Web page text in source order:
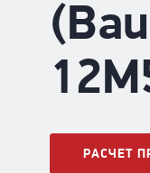
РАСЧЕТ